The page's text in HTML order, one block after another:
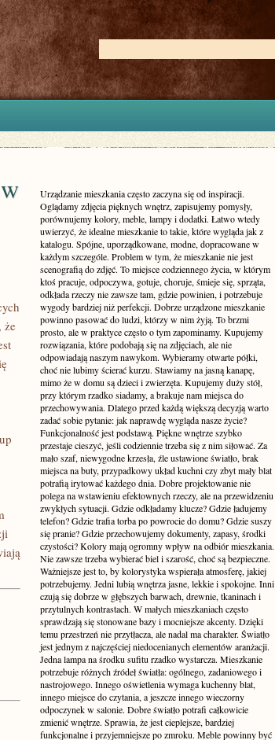
że
Urządzanie mieszkania często zaczyna się od inspiracji.
Oglądamy zdjęcia pięknych wnętrz, zapisujemy pomysły,
porównujemy kolory, meble, lampy i dodatki. Łatwo wtedy
uwierzyć, że idealne mieszkanie to takie, które wygląda jak z
katalogu. Spójne, uporządkowane, modne, dopracowane w
każdym szczególe. Problem w tym, że mieszkanie nie jest
scenografią do zdjęć. To miejsce codziennego życia, w którym
ktoś pracuje, odpoczywa, gotuje, choruje, śmieje się, sprząta,
odkłada rzeczy nie zawsze tam, gdzie powinien, i potrzebuje
wygody bardziej niż perfekcji. Dobrze urządzone mieszkanie
powinno pasować do ludzi, którzy w nim żyją. To brzmi
prosto, ale w praktyce często o tym zapominamy. Kupujemy
rozwiązania, które podobają się na zdjęciach, ale nie
odpowiadają naszym nawykom. Wybieramy otwarte półki,
choć nie lubimy ścierać kurzu. Stawiamy na jasną kanapę,
mimo że w domu są dzieci i zwierzęta. Kupujemy duży stół,
przy którym rzadko siadamy, a brakuje nam miejsca do
przechowywania. Dlatego przed każdą większą decyzją warto
zadać sobie pytanie: jak naprawdę wygląda nasze życie?
Funkcjonalność jest podstawą. Piękne wnętrze szybko
przestaje cieszyć, jeśli codziennie trzeba się z nim siłować. Za
mało szaf, niewygodne krzesła, źle ustawione światło, brak
miejsca na buty, przypadkowy układ kuchni czy zbyt mały blat
potrafią irytować każdego dnia. Dobre projektowanie nie
polega na wstawieniu efektownych rzeczy, ale na przewidzeniu
zwykłych sytuacji. Gdzie odkładamy klucze? Gdzie ładujemy
telefon? Gdzie trafia torba po powrocie do domu? Gdzie suszy
się pranie? Gdzie przechowujemy dokumenty, zapasy, środki
czystości? Kolory mają ogromny wpływ na odbiór mieszkania.
Nie zawsze trzeba wybierać biel i szarość, choć są bezpieczne.
Ważniejsze jest to, by kolorystyka wspierała atmosferę, jakiej
potrzebujemy. Jedni lubią wnętrza jasne, lekkie i spokojne. Inni
czują się dobrze w głębszych barwach, drewnie, tkaninach i
przytulnych kontrastach. W małych mieszkaniach często
sprawdzają się stonowane bazy i mocniejsze akcenty. Dzięki
temu przestrzeń nie przytłacza, ale nadal ma charakter. Światło
jest jednym z najczęściej niedocenianych elementów aranżacji.
Jedna lampa na środku sufitu rzadko wystarcza. Mieszkanie
potrzebuje różnych źródeł światła: ogólnego, zadaniowego i
nastrojowego. Innego oświetlenia wymaga kuchenny blat,
innego miejsce do czytania, a jeszcze innego wieczorny
odpoczynek w salonie. Dobre światło potrafi całkowicie
zmienić wnętrze. Sprawia, że jest cieplejsze, bardziej
funkcjonalne i przyjemniejsze po zmroku. Meble powinny być